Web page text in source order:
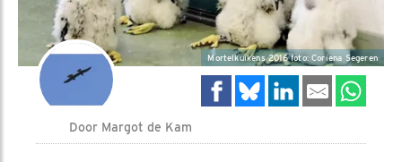
Mortelkuikens 2016 foto: Coriena Segeren
Door Margot de Kam